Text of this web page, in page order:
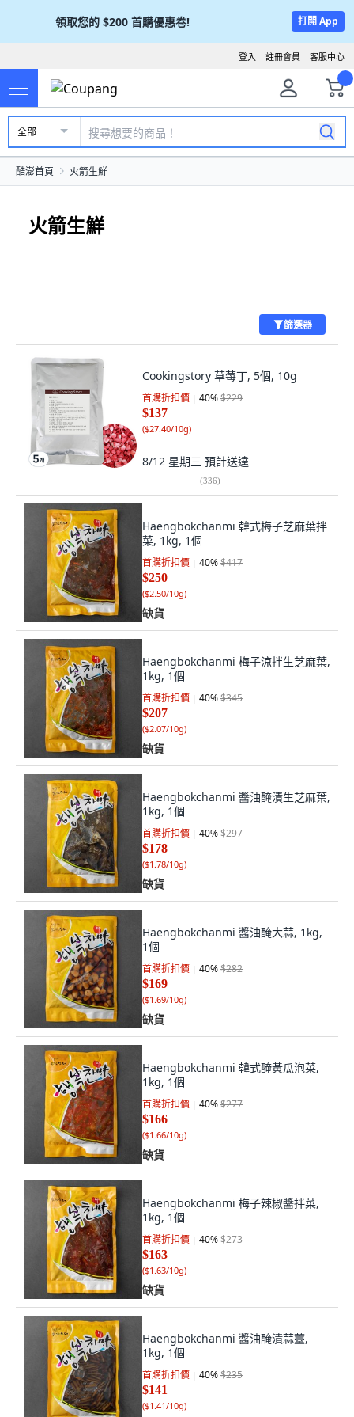
領取您的 $200 首購優惠卷! 打開 App
客服中心
註冊會員
登入
全部
酷澎首頁 火箭生鮮
火箭生鮮
篩選器
Cookingstory 草莓丁, 5個, 10g
首購折扣價 40%$229
$137
($27.40/10g)
8/12 星期三 預計送達
(336)
Haengbokchanmi 韓式梅子芝麻葉拌
菜, 1kg, 1個
首購折扣價 40%$417
$250
($2.50/10g)
缺貨
Haengbokchanmi 梅子涼拌生芝麻葉,
1kg, 1個
首購折扣價 40%$345
$207
($2.07/10g)
缺貨
Haengbokchanmi 醬油醃漬生芝麻葉,
1kg, 1個
首購折扣價 40%$297
$178
($1.78/10g)
缺貨
Haengbokchanmi 醬油醃大蒜, 1kg,
1個
首購折扣價 40%$282
$169
($1.69/10g)
缺貨
Haengbokchanmi 韓式醃黃瓜泡菜,
1kg, 1個
首購折扣價 40%$277
$166
($1.66/10g)
缺貨
Haengbokchanmi 梅子辣椒醬拌菜,
1kg, 1個
首購折扣價 40%$273
$163
($1.63/10g)
缺貨
Haengbokchanmi 醬油醃漬蒜薹,
1kg, 1個
首購折扣價 40%$235
$141
($1.41/10g)